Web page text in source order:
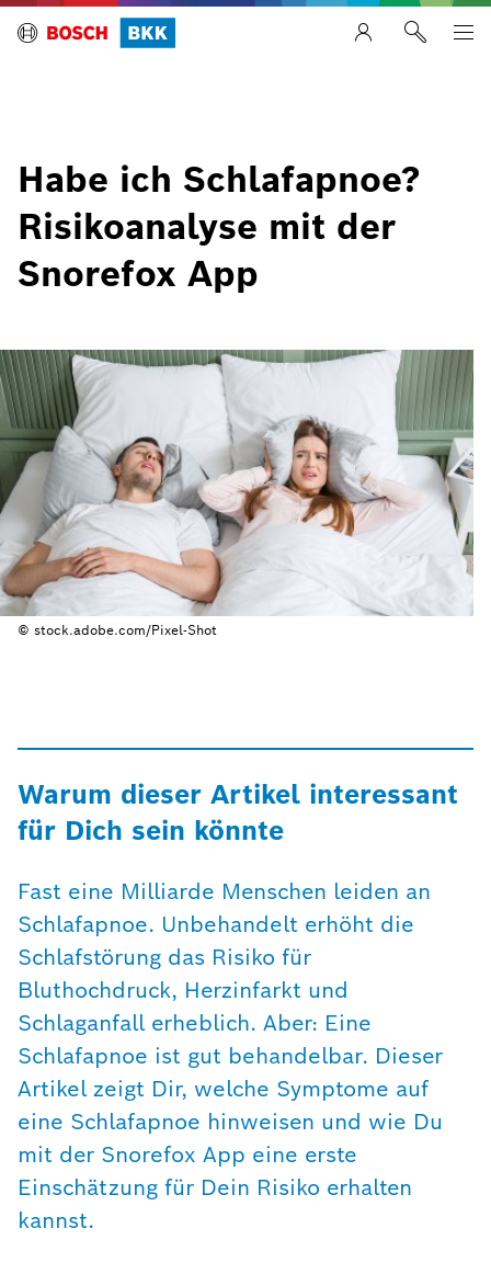
Habe ich Schlafapnoe?
Risikoanalyse mit der
Snorefox App
© stock.adobe.com/Pixel-Shot
Warum dieser Artikel interessant
für Dich sein könnte
Fast eine Milliarde Menschen leiden an
Schlafapnoe. Unbehandelt erhöht die
Schlafstörung das Risiko für
Bluthochdruck, Herzinfarkt und
Schlaganfall erheblich. Aber: Eine
Schlafapnoe ist gut behandelbar. Dieser
Artikel zeigt Dir, welche Symptome auf
eine Schlafapnoe hinweisen und wie Du
mit der Snorefox App eine erste
Einschätzung für Dein Risiko erhalten
kannst.